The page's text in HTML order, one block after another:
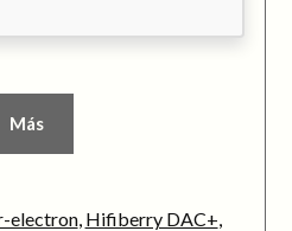
Más
electron, Hifiberry DAC+